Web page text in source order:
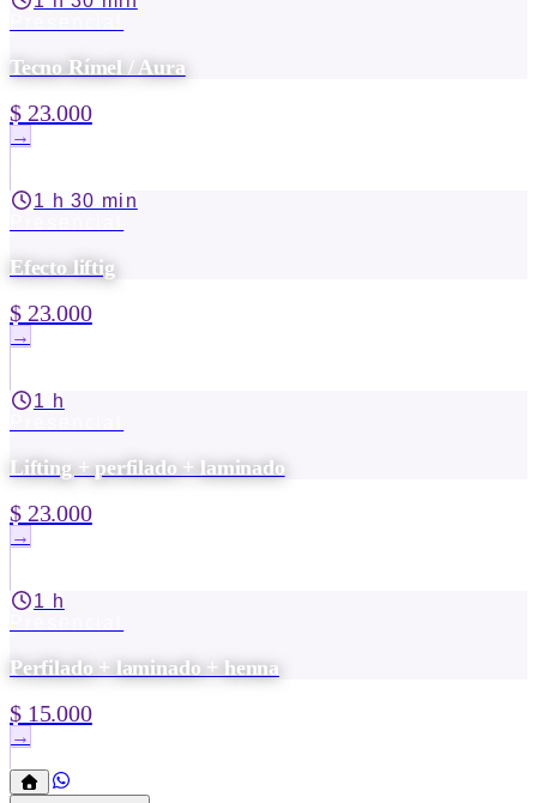
Tecno Rímel / Aura
$ 23.000
→
1 h 30 min
Efecto liftig
$ 23.000
→
1 h
Lifting + perfilado + laminado
$ 23.000
→
1 h
Perfilado + laminado + henna
$ 15.000
→